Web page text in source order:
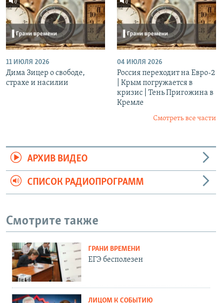
11 ИЮЛЯ 2026
Дима Зицер о свободе,
страхе и насилии
04 ИЮЛЯ 2026
Россия переходит на Евро-2
| Крым погружается в
кризис | Тень Пригожина в
Кремле
Смотреть все части
АРХИВ ВИДЕО
СПИСОК РАДИОПРОГРАММ
Смотрите также
ГРАНИ ВРЕМЕНИ
ЕГЭ бесполезен
ЛИЦОМ К СОБЫТИЮ